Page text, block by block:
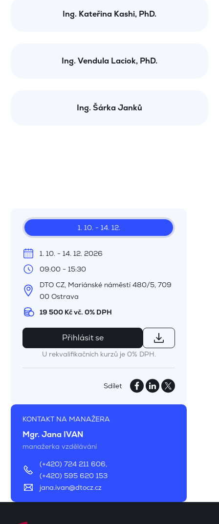
Ing. Kateřina Kashi, PhD.
Ing. Vendula Laciok, PhD.
Ing. Šárka Janků
1. 10. - 14. 12.
1. 10. - 14. 12. 2026
09:00 - 15:30
DTO CZ, Mariánské náměstí 480/5, 709
00 Ostrava
19 500 Kč vč. 0% DPH
Přihlásit se
U rekvalifikačních kurzů je 0% DPH.
Sdílet
KONTAKT NA MANAŽERA
Mgr. Jana IVAN
manažerka vzdělávání
(+420) 724 211 606,
(+420) 595 620 153
jana.ivan@dtocz.cz